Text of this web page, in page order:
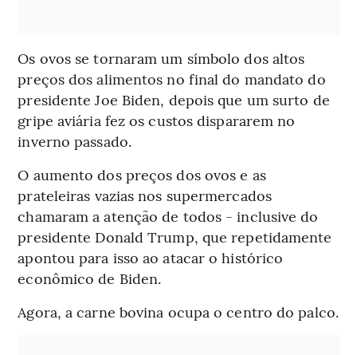
Os ovos se tornaram um símbolo dos altos
preços dos alimentos no final do mandato do
presidente Joe Biden, depois que um surto de
gripe aviária fez os custos dispararem no
inverno passado.
O aumento dos preços dos ovos e as
prateleiras vazias nos supermercados
chamaram a atenção de todos - inclusive do
presidente Donald Trump, que repetidamente
apontou para isso ao atacar o histórico
econômico de Biden.
Agora, a carne bovina ocupa o centro do palco.